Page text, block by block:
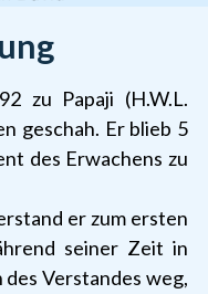
zu Papaji (H.W.L.
geschah. Er blieb 5
des Erwachens zu
er zum ersten
seiner Zeit in
Verstandes weg,